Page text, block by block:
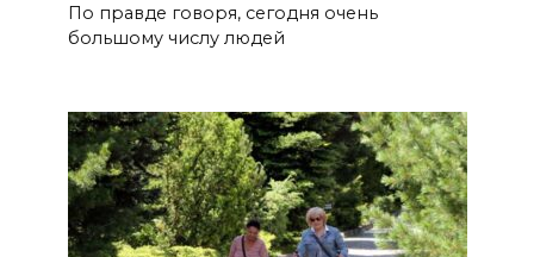
По правде говоря, сегодня очень
большому числу людей